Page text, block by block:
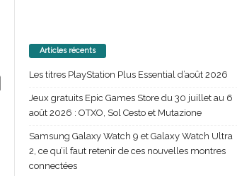
Articles récents
Les titres PlayStation Plus Essential d’août 2026
Jeux gratuits Epic Games Store du 30 juillet au 6
août 2026 : OTXO, Sol Cesto et Mutazione
Samsung Galaxy Watch 9 et Galaxy Watch Ultra
2, ce qu’il faut retenir de ces nouvelles montres
connectées